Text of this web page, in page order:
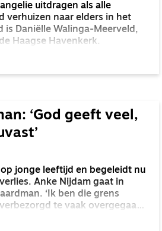
uitdragen als alle
verhuizen naar elders in het
is Daniëlle Walinga-Meerveld,
Haagse Havenkerk.
‘God geeft veel,
jonge leeftijd en begeleidt nu
Anke Nijdam gaat in
‘Ik ben die grens
te vaak overgegaan.